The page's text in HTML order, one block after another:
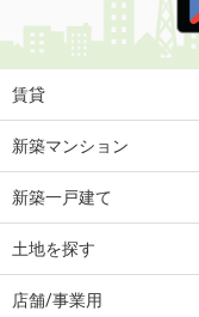
賃貸
新築マンション
新築一戸建て
土地を探す
店舗/事業用